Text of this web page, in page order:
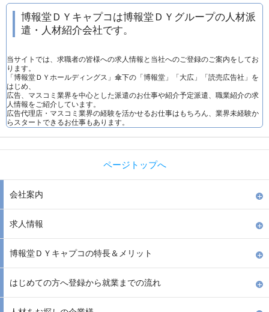
博報堂ＤＹキャプコは博報堂ＤＹグループの人材派
遣・人材紹介会社です。
当サイトでは、求職者の皆様への求人情報と当社へのご登録のご案内をしてお
ります。
「博報堂ＤＹホールディングス」傘下の「博報堂」「大広」「読売広告社」を
はじめ、
広告、マスコミ業界を中心とした派遣のお仕事や紹介予定派遣、職業紹介の求
人情報をご紹介しています。
広告代理店・マスコミ業界の経験を活かせるお仕事はもちろん、業界未経験か
らスタートできるお仕事もあります。
ページトップへ
会社案内
求人情報
博報堂ＤＹキャプコの特長＆メリット
はじめての方へ登録から就業までの流れ